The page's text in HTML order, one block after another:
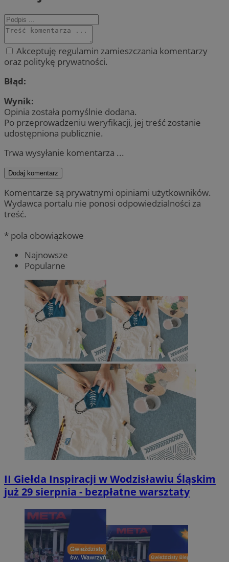
Akceptuję regulamin zamieszczania komentarzy
oraz politykę prywatności.
Błąd:
Wynik:
Opinia została pomyślnie dodana.
Po przeprowadzeniu weryfikacji, jej treść zostanie
udostępniona publicznie.
Trwa wysyłanie komentarza ...
Dodaj komentarz
Komentarze są prywatnymi opiniami użytkowników.
Wydawca portalu nie ponosi odpowiedzialności za
treść.
* pola obowiązkowe
Najnowsze
Popularne
II Giełda Inspiracji w Wodzisławiu Śląskim
już 29 sierpnia - bezpłatne warsztaty